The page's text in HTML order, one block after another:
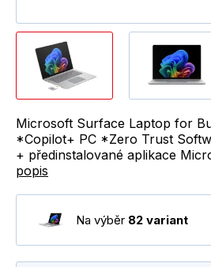
Microsoft Surface Laptop for
*Copilot+ PC *Zero Trust
+ předinstalované aplikace
popis
Na výběr 82 variant